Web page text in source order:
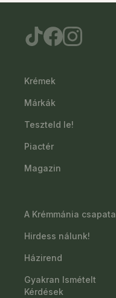
Krémek
Márkák
Teszteld le!
Piactér
Magazin
A Krémmánia csapata
Hirdess nálunk!
Házirend
Gyakran Ismételt
Kérdések